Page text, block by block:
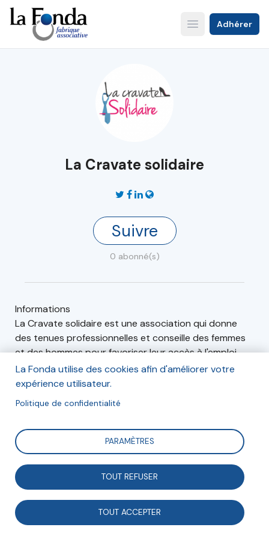
Aller
au
contenu
principal
Open main menu
Adhérer
La Cravate solidaire
Suivre
0 abonné(s)
Informations
La Cravate solidaire est une association qui donne
des tenues professionnelles et conseille des femmes
et des hommes pour favoriser leur accès à l'emploi.
Articles (1) Événements (0)
Innovation sociale
La Cravate solidaire
La Fonda utilise des cookies afin d'améliorer votre
expérience utilisateur.
Politique de confidentialité
PARAMÈTRES
TOUT REFUSER
TOUT ACCEPTER